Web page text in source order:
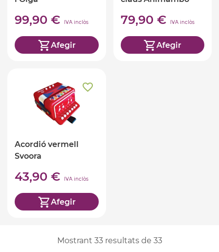
99,90 € IVA inclòs
Afegir
79,90 € IVA inclòs
Afegir
Acordió vermell
Svoora
43,90 € IVA inclòs
Afegir
Mostrant 33resultats de 33